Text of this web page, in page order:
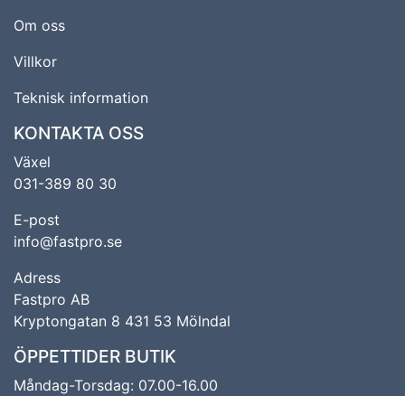
Om oss
Villkor
Teknisk information
KONTAKTA OSS
Växel
031-389 80 30
E-post
info@fastpro.se
Adress
Fastpro AB
Kryptongatan 8 431 53 Mölndal
ÖPPETTIDER BUTIK
Måndag-Torsdag: 07.00-16.00